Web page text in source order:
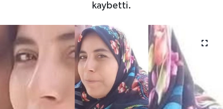
kaybetti.
Magazin
Manşet Altı
Manşetler